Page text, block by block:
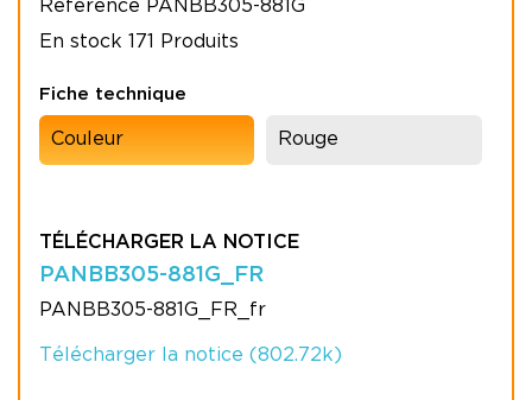
Référence PANBB305-881G
En stock 171 Produits
Fiche technique
Couleur Rouge
TÉLÉCHARGER LA NOTICE
PANBB305-881G_FR
PANBB305-881G_FR_fr
Télécharger la notice (802.72k)